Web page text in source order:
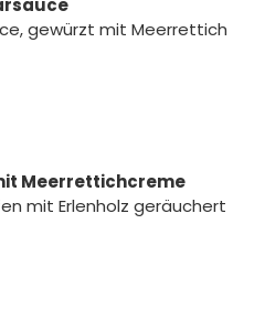
gewürzt mit Meerrettich
Meerrettichcreme
mit Erlenholz geräuchert